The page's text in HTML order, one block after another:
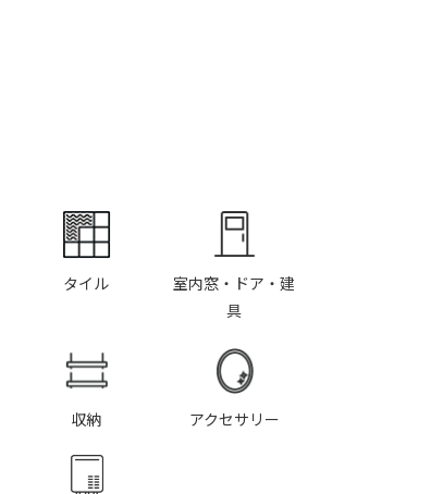
タイル
室内窓・ドア・建
具
収納 アクセサリー